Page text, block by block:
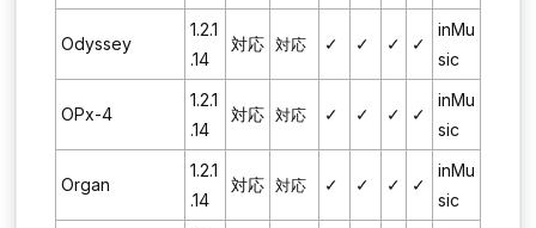
Odyssey
1.2.1
.14
対応 対応 ✓ ✓ ✓ ✓
inMu
sic
OPx-4
1.2.1
.14
対応 対応 ✓ ✓ ✓ ✓
inMu
sic
Organ
1.2.1
.14
対応 対応 ✓ ✓ ✓ ✓
inMu
sic